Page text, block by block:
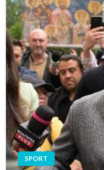
SPORT